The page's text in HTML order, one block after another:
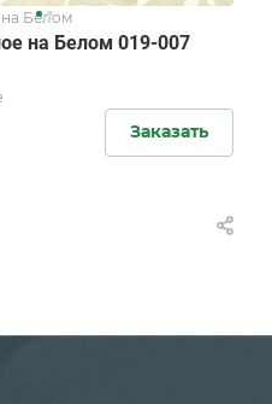
Белом
на Белом 019-007
Заказать